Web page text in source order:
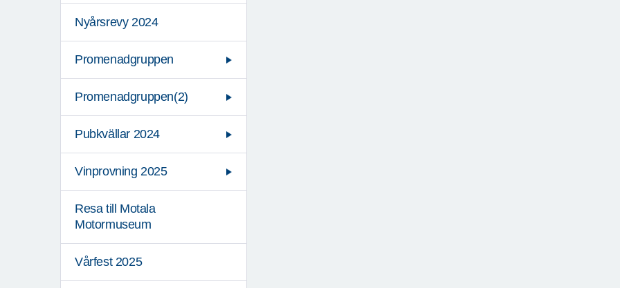
Nyårsrevy 2024
Promenadgruppen
Promenadgruppen(2)
Pubkvällar 2024
Vinprovning 2025
Resa till Motala
Motormuseum
Vårfest 2025